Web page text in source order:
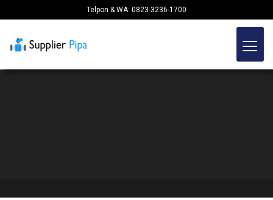
Telpon & WA: 0823-3236-1700